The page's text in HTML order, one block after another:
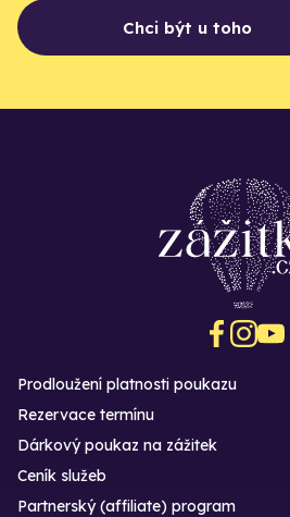
Chci být u toho
Prodloužení platnosti poukazu
Rezervace termínu
Dárkový poukaz na zážitek
Ceník služeb
Partnerský (affiliate) program